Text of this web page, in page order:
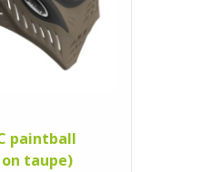
paintball
taupe)